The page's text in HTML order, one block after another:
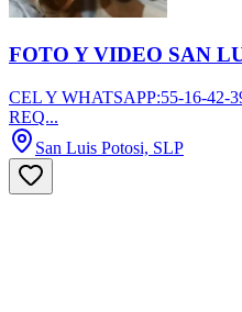
FOTO Y VIDEO SAN
CEL Y WHATSAPP:55-16-
REQ...
San Luis Potosi, SLP